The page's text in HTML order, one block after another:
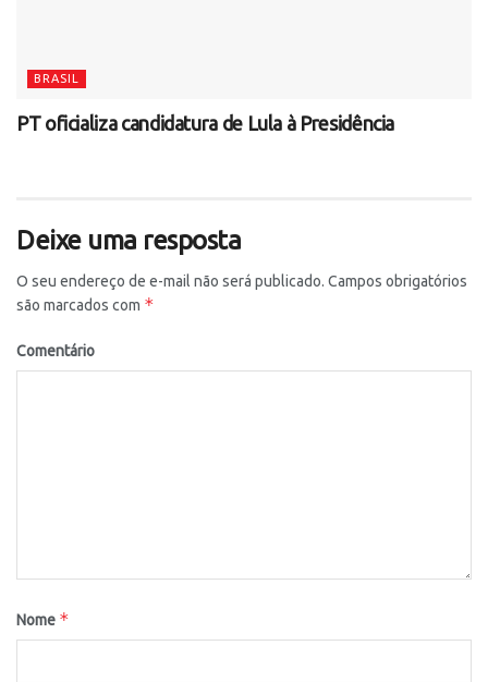
BRASIL
PT oficializa candidatura de Lula à Presidência
Deixe uma resposta
O seu endereço de e-mail não será publicado. Campos obrigatórios
são marcados com *
Comentário
Nome *